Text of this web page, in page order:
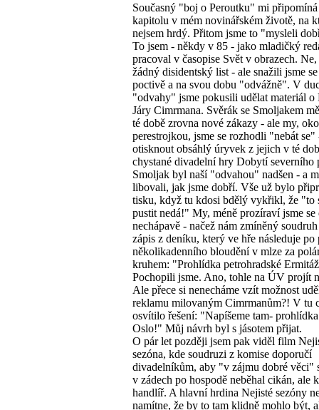
Současný "boj o Peroutku" mi
kapitolu v mém novinářském životě, na
nejsem hrdý. Přitom jsme to "mysleli
To jsem - někdy v 85 - jako mladičký
pracoval v časopise Svět v obrazech.
žádný disidentský list - ale snažili jsme se
poctivě a na svou dobu "odvážně". V
"odvahy" jsme pokusili udělat materiál o
Járy Cimrmana. Svěrák se Smoljakem
té době zrovna nové zákazy - ale my,
perestrojkou, jsme se rozhodli "nebát se"
otisknout obsáhlý úryvek z jejich v té
chystané divadelní hry Dobytí severního
Smoljak byl naší "odvahou" nadšen - a
libovali, jak jsme dobří. Vše už bylo
tisku, když tu kdosi bdělý vykřikl, že "to
pustit nedá!" My, méně prozíraví jsme
nechápavě - načež nám zmíněný
zápis z deníku, který ve hře následuje po
několikadenního bloudění v mlze za
kruhem: "Prohlídka petrohradské
Pochopili jsme. Ano, tohle na ÚV projít
Ale přece si nenecháme vzít možnost
reklamu milovaným Cimrmanům?! V tu
osvítilo řešení: "Napíšeme tam-
Oslo!" Můj návrh byl s jásotem přijat.
O pár let později jsem pak viděl film
sezóna, kde soudruzi z komise doporučí
divadelníkům, aby "v zájmu dobré věci"
v zádech po hospodě neběhal cikán, ale
handlíř. A hlavní hrdina Nejisté sezóny
namítne, že by to tam klidně mohlo být,